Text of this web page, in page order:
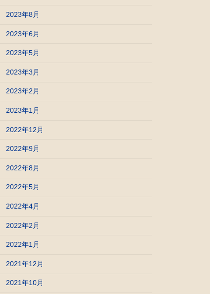
2023年8月
2023年6月
2023年5月
2023年3月
2023年2月
2023年1月
2022年12月
2022年9月
2022年8月
2022年5月
2022年4月
2022年2月
2022年1月
2021年12月
2021年10月